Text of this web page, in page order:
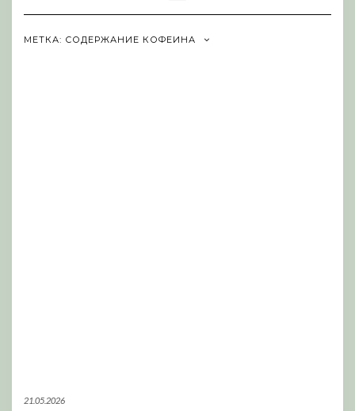
Navigation
МЕТКА: СОДЕРЖАНИЕ КОФЕИНА
21.05.2026